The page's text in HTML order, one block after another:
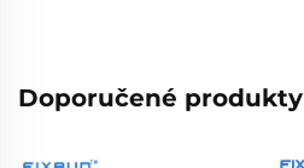
Doporučené produkty